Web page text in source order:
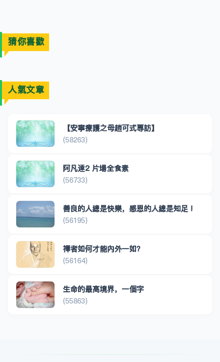
猜你喜歡
人氣文章
【安寧療護之母趙可式專訪】
(58263)
阿凡達2 片場全食素
(56733)
善良的人總是快樂，感恩的人總是知足 !
(56195)
禪者如何才能內外一如？
(56164)
生命的最高境界，一個字
(55863)